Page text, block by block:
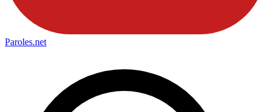
Paroles.net